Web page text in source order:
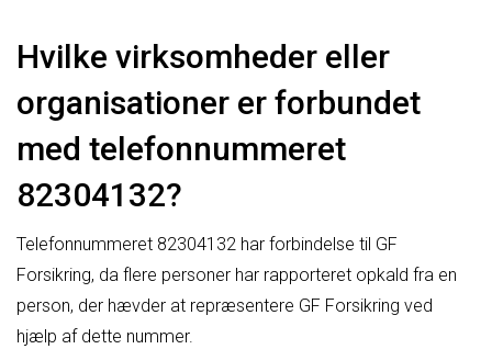
Hvilke virksomheder eller
organisationer er forbundet
med telefonnummeret
82304132?
Telefonnummeret 82304132 har forbindelse til GF
Forsikring, da flere personer har rapporteret opkald fra en
person, der hævder at repræsentere GF Forsikring ved
hjælp af dette nummer.